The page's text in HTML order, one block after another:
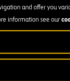
and offer you
information see our
y Dirección de
Administración y